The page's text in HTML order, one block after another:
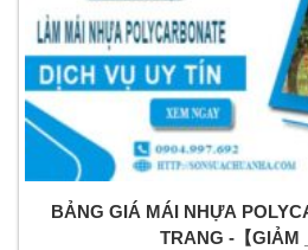
BẢNG GIÁ MÁI NHỰA
TRANG -【GIẢM